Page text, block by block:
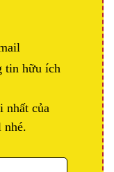
tin hữu ích
nhất của
nhé.